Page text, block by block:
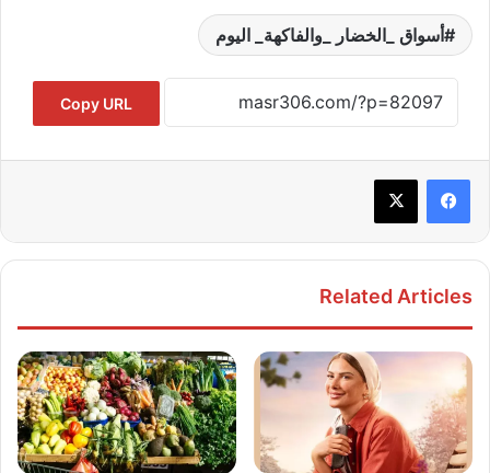
أسواق _الخضار _والفاكهة_ اليوم
Copy URL
Related Articles